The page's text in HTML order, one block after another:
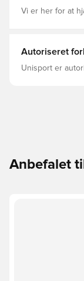
Vi er her for at
Autoriseret
Unisport er
Anbefalet